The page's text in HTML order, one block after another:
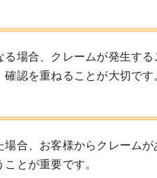
場合、クレームが発生する
認を重ねることが大切です
合、お客様からクレームが
とが重要です。